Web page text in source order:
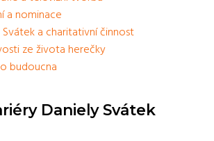
a nominace
Svátek a charitativní činnost
ze života herečky
budoucna
Daniely Svátek